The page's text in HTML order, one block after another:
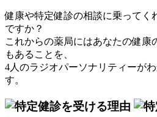
健康や特定健診の相談に乗ってく
ですか？
これからの薬局にはあなたの健康
もあることを、
4人のラジオパーソナリティーが
す。